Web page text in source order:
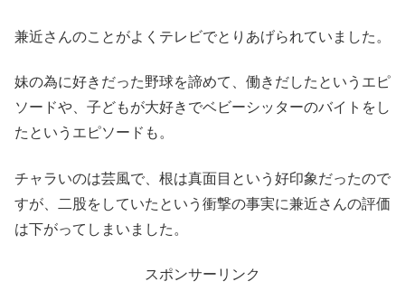
兼近さんのことがよくテレビでとりあげられていました。
妹の為に好きだった野球を諦めて、働きだしたというエピ
ソードや、子どもが大好きでベビーシッターのバイトをし
たというエピソードも。
チャラいのは芸風で、根は真面目という好印象だったので
すが、二股をしていたという衝撃の事実に兼近さんの評価
は下がってしまいました。
スポンサーリンク